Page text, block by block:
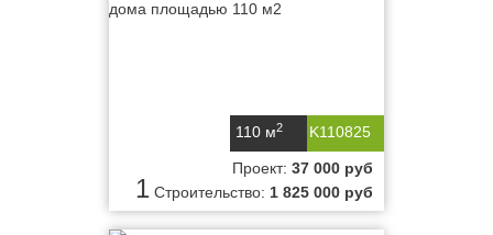
K110825
110 м2
1
Проект: 37 000 руб
Строительство: 1 825 000 руб